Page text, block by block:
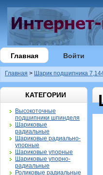
Главная Войти
Главная > Шарик подшипника
КАТЕГОРИИ
Высокоточные
подшипники шпинделя
Шариковые
радиальные
Шариковые радиально-
упорные
Шариковые упорные
Шариковые упорно-
радиальные
Роликовые радиальные